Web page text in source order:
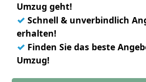
Umzug geht!
✓ Schnell & unverbindlich
erhalten!
✓ Finden Sie das beste
Umzug!